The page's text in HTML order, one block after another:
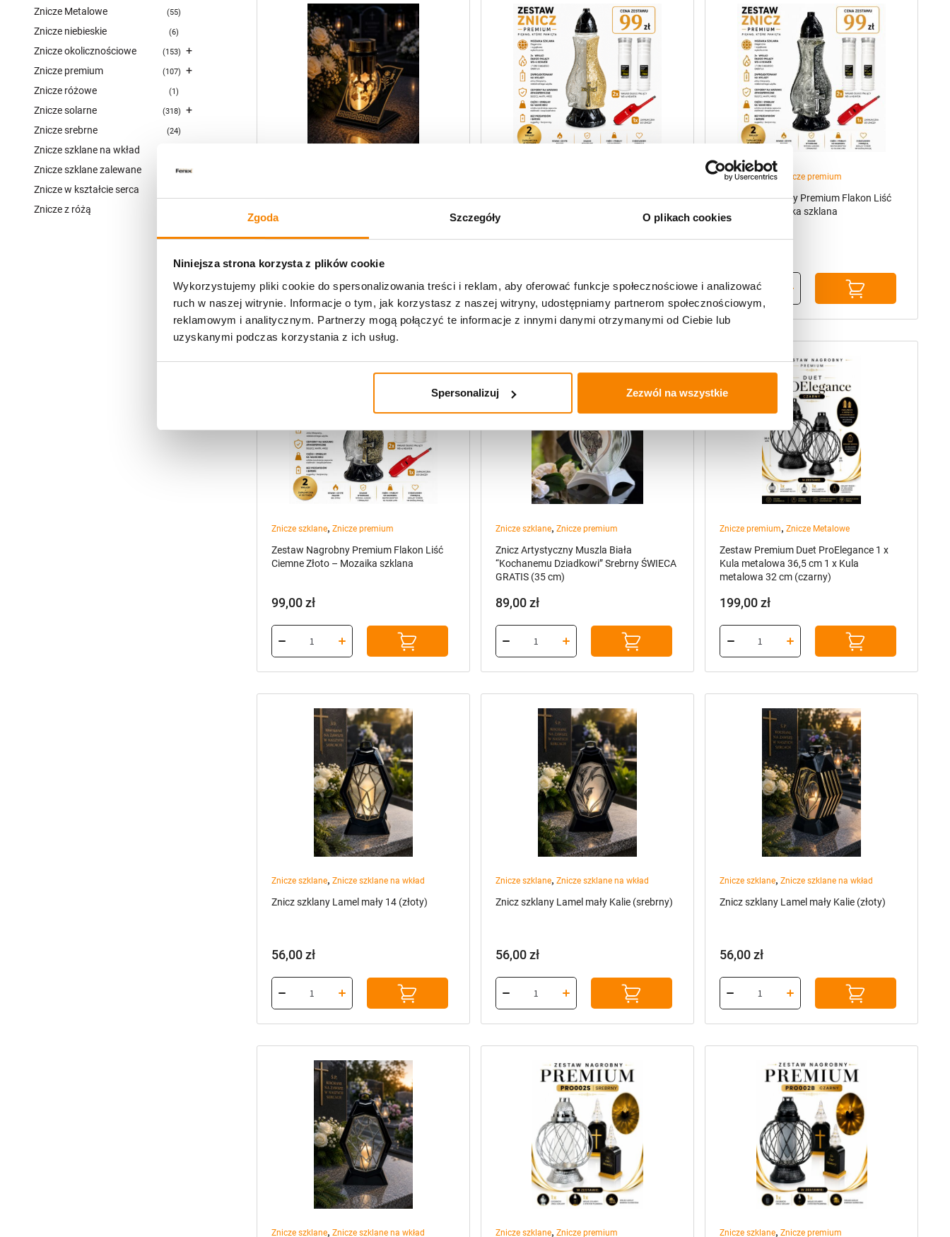
Zgoda Szczegóły O plikach cookies
Niniejsza strona korzysta z plików cookie
Wykorzystujemy pliki cookie do spersonalizowania treści i reklam, aby oferować funkcje społecznościowe i analizować
ruch w naszej witrynie. Informacje o tym, jak korzystasz z naszej witryny, udostępniamy partnerom społecznościowym,
reklamowym i analitycznym. Partnerzy mogą połączyć te informacje z innymi danymi otrzymanymi od Ciebie lub
uzyskanymi podczas korzystania z ich usług.
Spersonalizuj Zezwól na wszystkie
Znicz solarny całodobowy Meander Złoty
róża miodowy / żółte światło
Zestaw Nagrobny Premium Flakon Liść
Znicze szklane, Znicze premium
Zestaw Nagrobny Premium Flakon Liść
Srebrny – Mozaika szklana
Znicze szklane, Znicze premium
Zestaw Nagrobny Premium Flakon Liść
Ciemne Złoto – Mozaika szklana
99,00zł
Znicze szklane, Znicze premium
Znicz Artystyczny Muszla Biała
“Kochanemu Dziadkowi” Srebrny ŚWIECA
GRATIS (35 cm)
89,00zł
Znicze premium,Znicze Metalowe
Zestaw Premium Duet ProElegance 1 x
Kula metalowa 36,5 cm 1 x Kula
metalowa 32 cm (czarny)
199,00zł
Znicze szklane, Znicze szklane na wkład
Znicz szklany Lamel mały 14 (złoty)
56,00zł
Znicze szklane, Znicze szklane na wkład
Znicz szklany Lamel mały Kalie (srebrny)
56,00zł
Znicze szklane,Znicze szklane na wkład
Znicz szklany Lamel mały Kalie (złoty)
56,00zł
Znicze szklane, Znicze szklane na wkład Znicze szklane, Znicze premium Znicze szklane,Znicze premium
Znicze Metalowe 55
Znicze niebieskie 6
+
Znicze okolicznościowe 153
+
Znicze premium 107
Znicze różowe 1
+
Znicze solarne 318
Znicze srebrne 24
Znicze szklane na wkład
Znicze szklane zalewane 2
Znicze w kształcie serca
Znicze z różą